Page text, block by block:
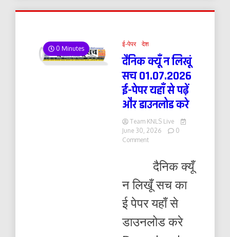
0 Minutes
ई-पेपर देश
दैनिक क्यूँ न लिखूं
सच 01.07.2026
ई-पेपर यहाँ से पढ़ें
और डाउनलोड करे
Team KNLS Live
June 30, 2026
0
Commenton
सच
01.07.2026
ई-
पेपर
यहाँ
दैनिक क्यूँ
न लिखूँ सच का
ई पेपर यहाँ से
डाउनलोड करे